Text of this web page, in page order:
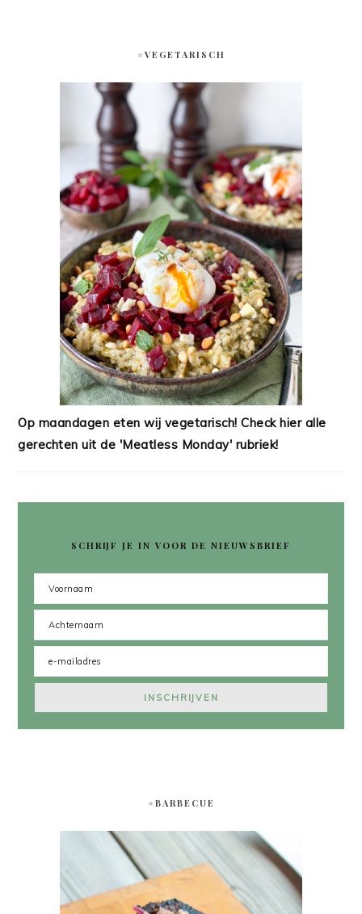
#VEGETARISCH
Op maandagen eten wij vegetarisch! Check hier alle
gerechten uit de 'Meatless Monday' rubriek!
SCHRIJF JE IN VOOR DE NIEUWSBRIEF
#BARBECUE